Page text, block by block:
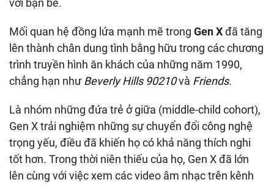
với bạn bè.
Mối quan hệ đồng lứa mạnh mẽ trong Gen Xđã tăng
lên thành chân dung tình bằng hữu trong các chương
trình truyền hình ăn khách của những năm 1990,
chẳng hạn nhưBeverly Hills 90210và Friends.
Là nhóm những đứa trẻ ở giữa (middle-child cohort),
Gen X trải nghiệm những sự chuyển đổi công nghệ
trọng yếu, điều đã khiến họ có khả năng thích nghi
tốt hơn. Trong thời niên thiếu của họ, Gen X đã lớn
lên cùng với việc xem các video âm nhạc trên kênh